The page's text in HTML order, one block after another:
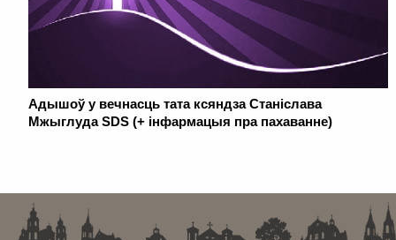
Адышоў у вечнасць тата ксяндза Станіслава
Мжыглуда SDS (+ інфармацыя пра пахаванне)